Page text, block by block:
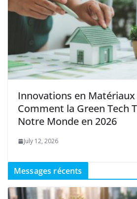
Innovations en
Comment la Green Tech
Notre Monde en 2026
July 12, 2026
Messages récents